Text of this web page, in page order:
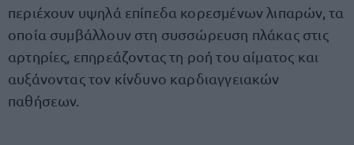
περιέχουν υψηλά επίπεδα κορεσμένων λιπαρών, τα
οποία συμβάλλουν στη συσσώρευση πλάκας στις
αρτηρίες, επηρεάζοντας τη ροή του αίματος και
αυξάνοντας τον κίνδυνο καρδιαγγειακών
παθήσεων.